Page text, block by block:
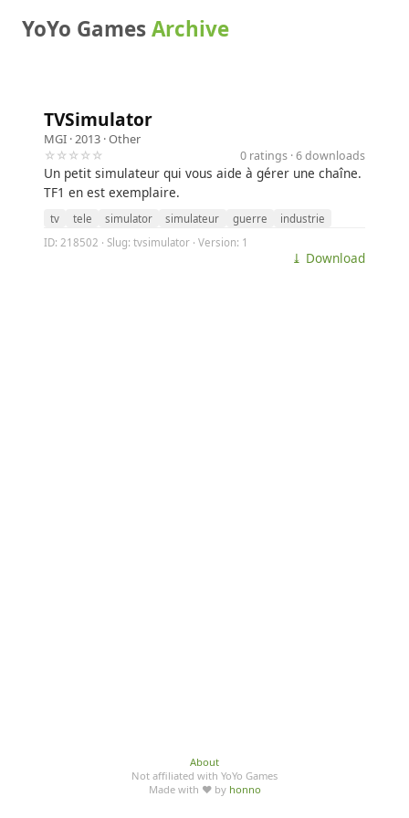
YoYo GamesArchive
TVSimulator
MGI · 2013 ·Other
☆☆☆☆☆
0 ratings · 6 downloads
Un petit simulateur qui vous aide à gérer une chaîne.
TF1 en est exemplaire.
tv tele simulator simulateur guerre
industrie
ID: 218502 · Slug: tvsimulator · Version: 1
⤓ Download
About
Not affiliated with YoYo Games
Made with ♥ by honno